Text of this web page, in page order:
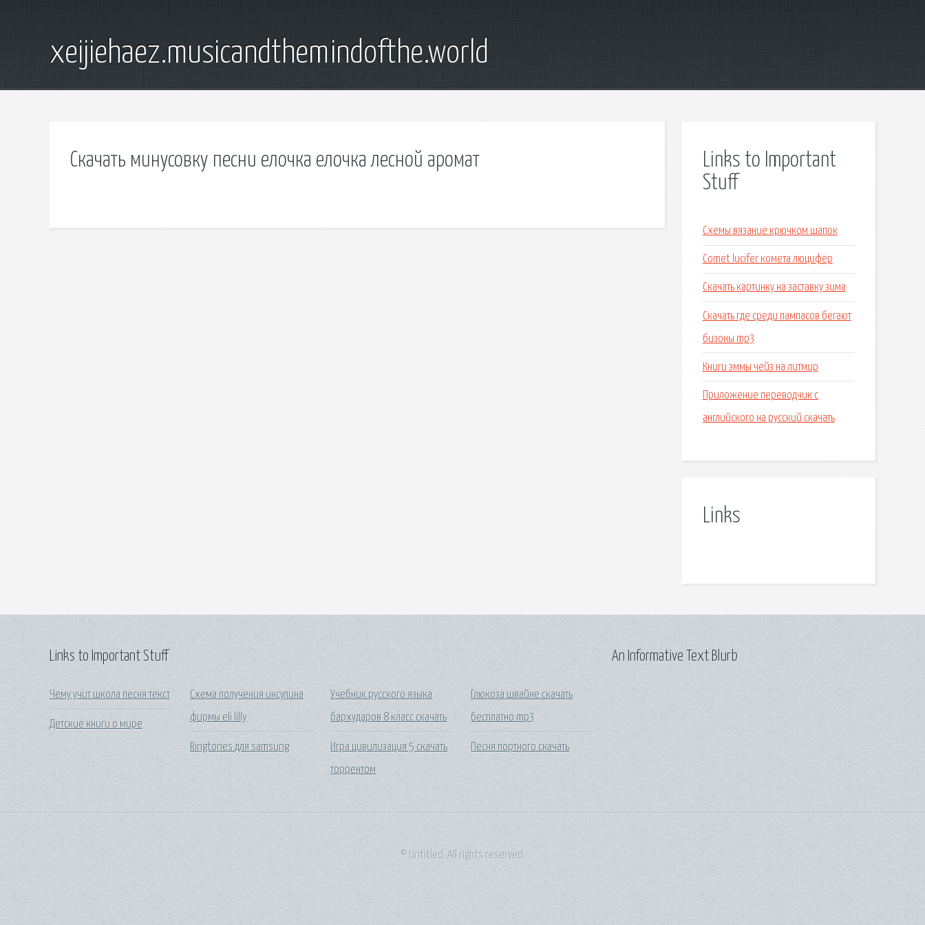
xeijiehaez.musicandthemindofthe.world
Скачать минусовку песни елочка елочка лесной аромат
Links to Important
Stuff
Схемы вязание крючком шапок
Comet lucifer комета люцифер
Скачать картинку на заставку зима
Скачать где среди пампасов бегают
бизоны mp3
Книги эммы чейз на литмир
Приложение переводчик с
английского на русский скачать
Links
Links to Important Stuff
Чему учит школа песня текст
Детские книги о мире
Схема получения инсулина
фирмы eli lilly
Ringtones для samsung
Учебник русского языка
бархударов 8 класс скачать
Игра цивилизация 5 скачать
торрентом
Глюкоза швайне скачать
бесплатно mp3
Песня портного скачать
An Informative Text Blurb
© Untitled. All rights reserved.